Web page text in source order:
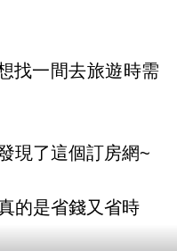
找一間去旅遊時需
現了這個訂房網~
的是省錢又省時